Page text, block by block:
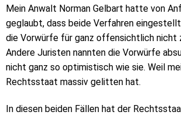
Mein Anwalt Norman Gelbart hatte von
geglaubt, dass beide Verfahren
die Vorwürfe für ganz offensichtlich
Andere Juristen nannten die Vorwürfe
nicht ganz so optimistisch wie sie. Weil
Rechtsstaat massiv gelitten hat.
In diesen beiden Fällen hat der